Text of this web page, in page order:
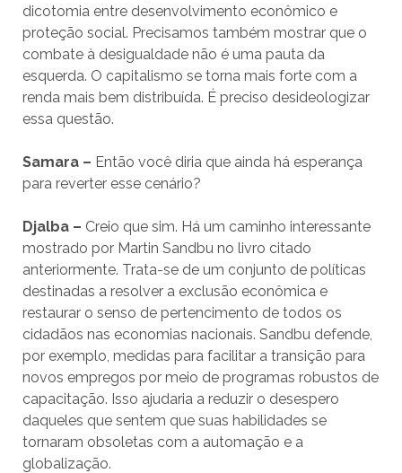
dicotomia entre desenvolvimento econômico e
proteção social. Precisamos também mostrar que o
combate à desigualdade não é uma pauta da
esquerda. O capitalismo se torna mais forte com a
renda mais bem distribuída. É preciso desideologizar
essa questão.
Samara – Então você diria que ainda há esperança
para reverter esse cenário?
Djalba – Creio que sim. Há um caminho interessante
mostrado por Martin Sandbu no livro citado
anteriormente. Trata-se de um conjunto de políticas
destinadas a resolver a exclusão econômica e
restaurar o senso de pertencimento de todos os
cidadãos nas economias nacionais. Sandbu defende,
por exemplo, medidas para facilitar a transição para
novos empregos por meio de programas robustos de
capacitação. Isso ajudaria a reduzir o desespero
daqueles que sentem que suas habilidades se
tornaram obsoletas com a automação e a
globalização.